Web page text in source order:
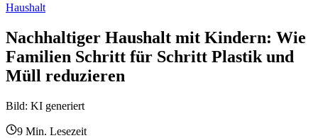
Haushalt
Nachhaltiger Haushalt mit Kindern: Wie
Familien Schritt für Schritt Plastik und
Müll reduzieren
Bild: KI generiert
9 Min. Lesezeit